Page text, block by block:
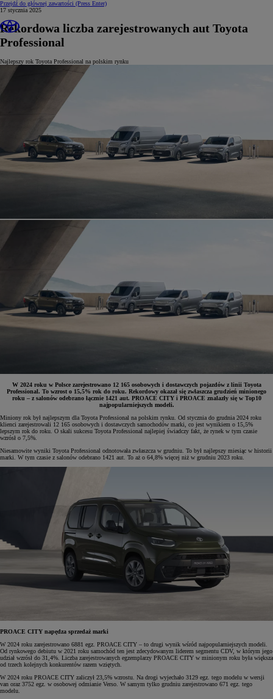
Przejdź do głównej zawartości (Press Enter)
17 stycznia 2025
Rekordowa liczba zarejestrowanych aut Toyota
Professional
Najlepszy rok Toyota Professional na polskim rynku
W 2024 roku w Polsce zarejestrowano 12 165 osobowych i dostawczych pojazdów z linii Toyota
Professional. To wzrost o 15,5% rok do roku. Rekordowy okazał się zwłaszcza grudzień minionego
roku – z salonów odebrano łącznie 1421 aut. PROACE CITY i PROACE znalazły się w Top10
najpopularniejszych modeli.
Miniony rok był najlepszym dla Toyota Professional na polskim rynku. Od stycznia do grudnia 2024 roku
klienci zarejestrowali 12 165 osobowych i dostawczych samochodów marki, co jest wynikiem o 15,5%
lepszym rok do roku. O skali sukcesu Toyota Professional najlepiej świadczy fakt, że rynek w tym czasie
wzrósł o 7,5%.
Niesamowite wyniki Toyota Professional odnotowała zwłaszcza w grudniu. To był najlepszy miesiąc w historii
marki. W tym czasie z salonów odebrano 1421 aut. To aż o 64,8% więcej niż w grudniu 2023 roku.
PROACE CITY napędza sprzedaż marki
W 2024 roku zarejestrowano 6881 egz. PROACE CITY – to drugi wynik wśród najpopularniejszych modeli.
Od rynkowego debiutu w 2021 roku samochód ten jest zdecydowanym liderem segmentu CDV, w którym jego
udział wzrósł do 31,4%. Liczba zarejestrowanych egzemplarzy PROACE CITY w minionym roku była większa
od trzech kolejnych konkurentów razem wziętych.
W 2024 roku PROACE CITY zaliczył 23,5% wzrostu. Na drogi wyjechało 3129 egz. tego modelu w wersji
van oraz 3752 egz. w osobowej odmianie Verso. W samym tylko grudniu zarejestrowano 671 egz. tego
modelu.